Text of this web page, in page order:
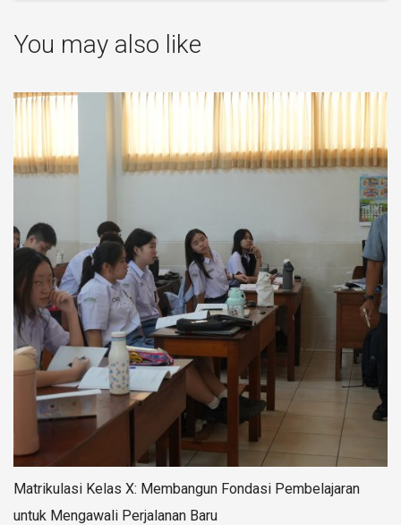
You may also like
Matrikulasi Kelas X: Membangun Fondasi Pembelajaran
untuk Mengawali Perjalanan Baru